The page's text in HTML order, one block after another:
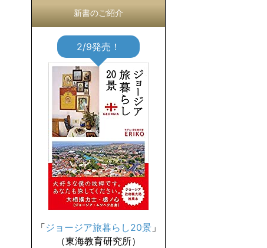
新書のご紹介
2/9発売！
「 ジョージア旅暮らし20景 」
（東海教育研究所）